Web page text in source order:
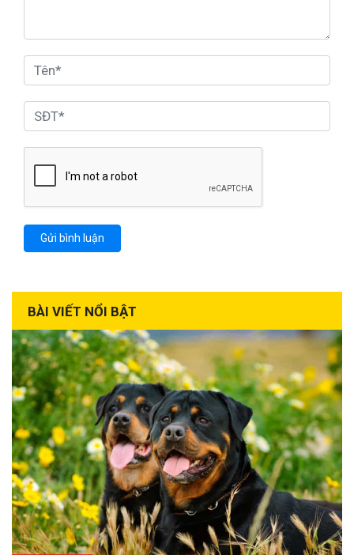
BÀI VIẾT NỔI BẬT